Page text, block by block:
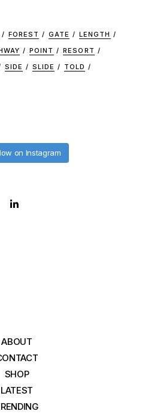
FOREST GATE
LENGTH
POINT
RESORT
SIDE SLIDE
TOLD
on Instagram
ABOUT
SHOP
LATEST